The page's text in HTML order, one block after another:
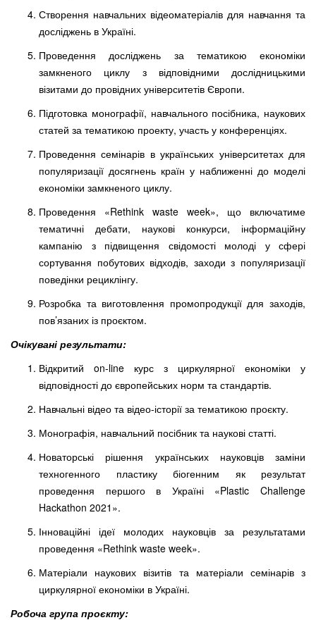
Створення навчальних відеоматеріалів для навчання та
досліджень в Україні.
Проведення досліджень за тематикою економіки
замкненого циклу з відповідними дослідницькими
візитами до провідних університетів Європи.
Підготовка монографії, навчального посібника, наукових
статей за тематикою проекту, участь у конференціях.
Проведення семінарів в українських університетах для
популяризації досягнень країн у наближенні до моделі
економіки замкненого циклу.
Проведення «Rethink waste week», що включатиме
тематичні дебати, наукові конкурси, інформаційну
кампанію з підвищення свідомості молоді у сфері
сортування побутових відходів, заходи з популяризації
поведінки рециклінгу.
Розробка та виготовлення промопродукції для заходів,
пов’язаних із проєктом.
Очікувані результати:
Відкритий on-line курс з циркулярної економіки у
відповідності до європейських норм та стандартів.
Навчальні відео та відео-історії за тематикою проєкту.
Монографія, навчальний посібник та наукові статті.
Новаторські рішення українських науковців заміни
техногенного пластику біогенним як результат
проведення першого в Україні «Plastic Challenge
Hackathon 2021».
Інноваційні ідеї молодих науковців за результатами
проведення «Rethink waste week».
Матеріали наукових візитів та матеріали семінарів з
циркулярної економіки в Україні.
Робоча група проєкту: